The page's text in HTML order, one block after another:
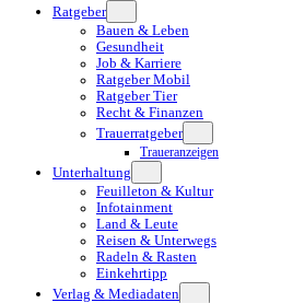
Ratgeber
Bauen & Leben
Gesundheit
Job & Karriere
Ratgeber Mobil
Ratgeber Tier
Recht & Finanzen
Trauerratgeber
Traueranzeigen
Unterhaltung
Feuilleton & Kultur
Infotainment
Land & Leute
Reisen & Unterwegs
Radeln & Rasten
Einkehrtipp
Verlag & Mediadaten